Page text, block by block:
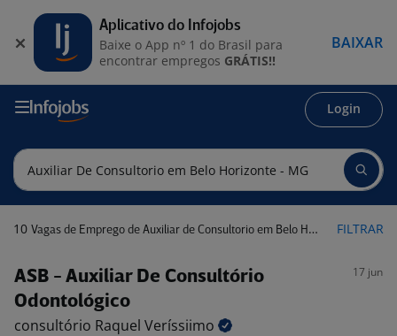
Login
10 Vagas de Emprego de Auxiliar de Consultorio em Belo Horizonte - MG FILTRAR
ASB - Auxiliar De Consultório
Odontológico
17 jun
consultório Raquel Veríssiimo
Aplicativo do Infojobs
Baixe o App nº 1 do Brasil para
encontrar empregos GRÁTIS!!
BAIXAR